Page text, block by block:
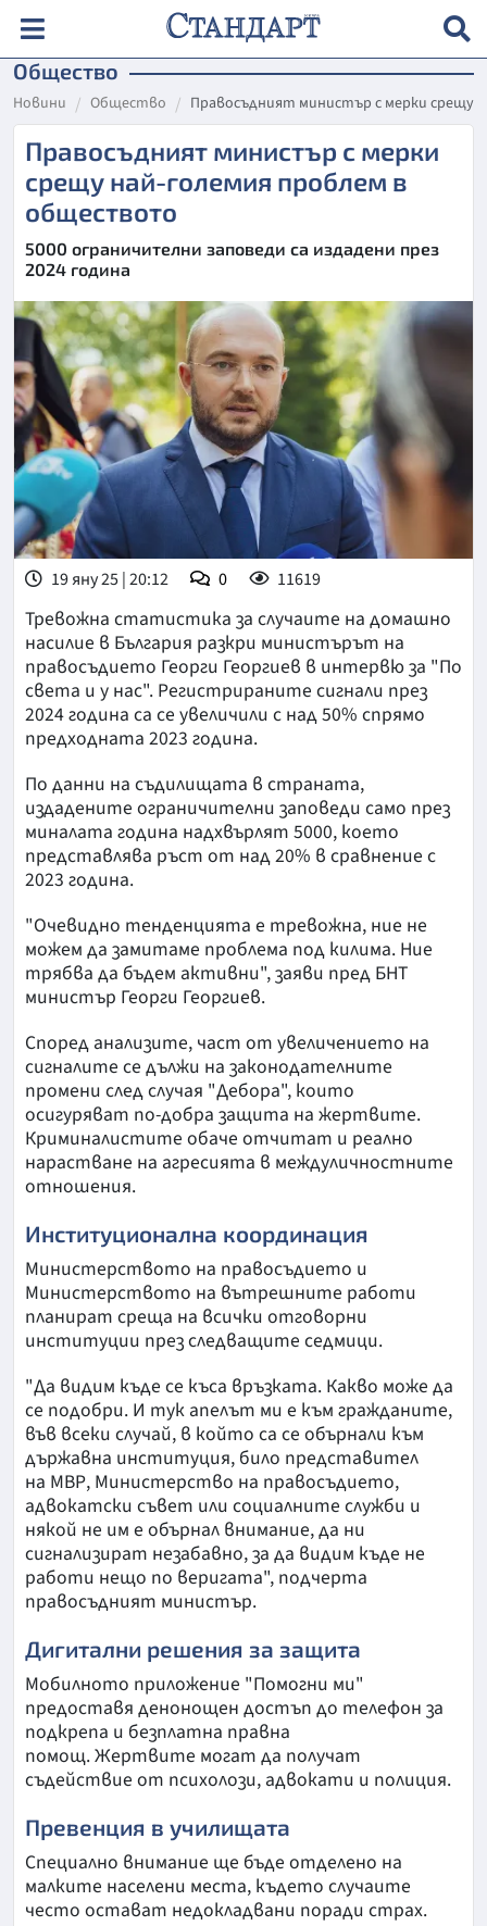
Общество
Новини Общество Правосъдният министър с мерки срещу
Правосъдният министър с мерки
срещу най-големия проблем в
обществото
5000 ограничителни заповеди са издадени през
2024 година
19 яну 25 | 20:12 0 11619
Тревожна статистика за случаите на домашно
насилие в България разкри министърът на
правосъдието Георги Георгиев в интервю за "По
света и у нас". Регистрираните сигнали през
2024 година са се увеличили с над 50% спрямо
предходната 2023 година.
По данни на съдилищата в страната,
издадените ограничителни заповеди само през
миналата година надхвърлят 5000, което
представлява ръст от над 20% в сравнение с
2023 година.
"Очевидно тенденцията е тревожна, ние не
можем да замитаме проблема под килима. Ние
трябва да бъдем активни", заяви пред БНТ
министър Георги Георгиев.
Според анализите, част от увеличението на
сигналите се дължи на законодателните
промени след случая "Дебора", които
осигуряват по-добра защита на жертвите.
Криминалистите обаче отчитат и реално
нарастване на агресията в междуличностните
отношения.
Институционална координация
Министерството на правосъдието и
Министерството на вътрешните работи
планират среща на всички отговорни
институции през следващите седмици.
"Да видим къде се къса връзката. Какво може да
се подобри. И тук апелът ми е към гражданите,
във всеки случай, в който са се обърнали към
държавна институция, било представител
на МВР, Министерство на правосъдието,
адвокатски съвет или социалните служби и
някой не им е обърнал внимание, да ни
сигнализират незабавно, за да видим къде не
работи нещо по веригата", подчерта
правосъдният министър.
Дигитални решения за защита
Мобилното приложение "Помогни ми"
предоставя денонощен достъп до телефон за
подкрепа и безплатна правна
помощ. Жертвите могат да получат
съдействие от психолози, адвокати и полиция.
Превенция в училищата
Специално внимание ще бъде отделено на
малките населени места, където случаите
често остават недокладвани поради страх.